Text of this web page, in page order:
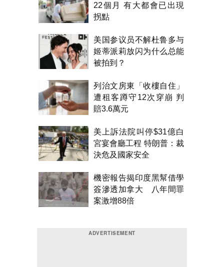
22個月 有大都會已出現
拐點
美国参议员不解杜鲁多与
姬蒂派莉放闪为什么总能
被拍到？
列治文房東「收樓自住」
遭租客蹲守12次穿崩 判
賠3.6萬元
美上訴法院叫停$31億白
宮宴會廳工程 特朗普：裁
決危及國家安全
機密報告揭印度黑幫借學
簽滲透加拿大 八年間罪
案激增88倍